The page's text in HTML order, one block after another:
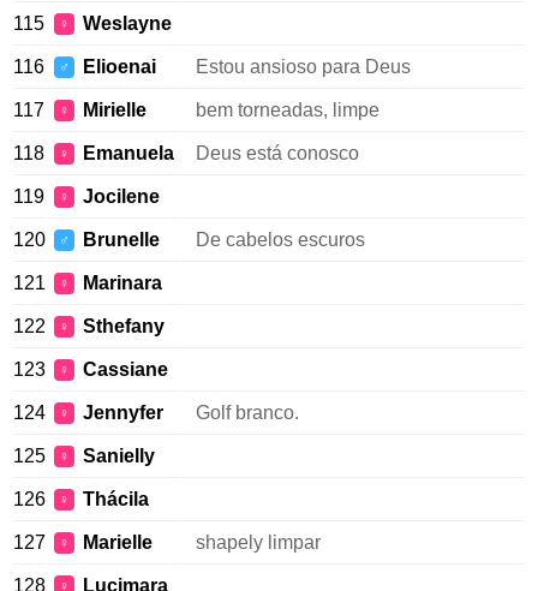
115 ♀ Weslayne
116 ♂ Elioenai Estou ansioso para Deus
117 ♀ Mirielle bem torneadas, limpe
118 ♀ Emanuela Deus está conosco
119 ♀ Jocilene
120 ♂ Brunelle De cabelos escuros
121 ♀ Marinara
122 ♀ Sthefany
123 ♀ Cassiane
124 ♀ Jennyfer Golf branco.
125 ♀ Sanielly
126 ♀ Thácila
127 ♀ Marielle shapely limpar
128 ♀ Lucimara